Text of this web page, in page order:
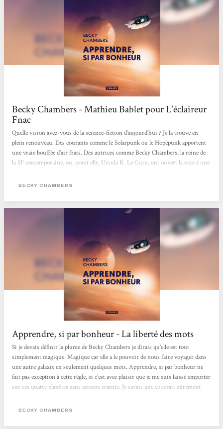
Becky Chambers - Mathieu Bablet pour L'éclaireur
Fnac
Quelle vision avez-vous de la science-fiction d’aujourd’hui ? Je la trouve en
plein renouveau. Des courants comme le Solarpunk ou le Hopepunk apportent
une vraie bouffée d’air frais. Des autrices comme Becky Chambers, la reine de
la SF contemporaine, ou, avant elle, Ursula K. Le Guin, ont ouvert la voie à une
académique. C’est ce courant-là qui m’intéresse aujourd’hui, celui qui s’empare
Mathieu Bablet > Lire tout l'article <
BECKY CHAMBERS
Apprendre, si par bonheur - La liberté des mots
Si je devais définir la plume de Becky Chambers je dirais qu’elle est tout
simplement magique. Magique car elle a le pouvoir de nous faire voyager dans
une autre galaxie en seulement quelques mots. Apprendre, si par bonheur ne
fait pas exception à cette règle, et c’est avec plaisir que je me suis laissé emporter
sur ces quatre planètes sans aucune crainte. Je savais que ce serait sûrement
maîtriser à la perfection son intrigue.C’est le quatrième livre que je lis de Becky
BECKY CHAMBERS